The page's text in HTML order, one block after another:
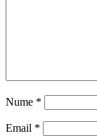
Nume *
Email *